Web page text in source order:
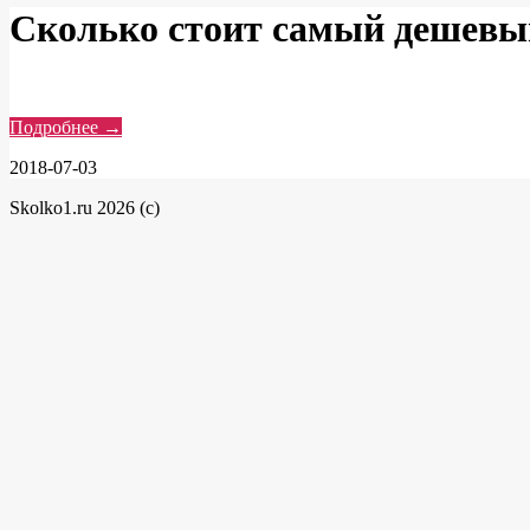
Сколько стоит самый
Подробнее →
2018-07-03
Skolko1.ru 2026 (c)